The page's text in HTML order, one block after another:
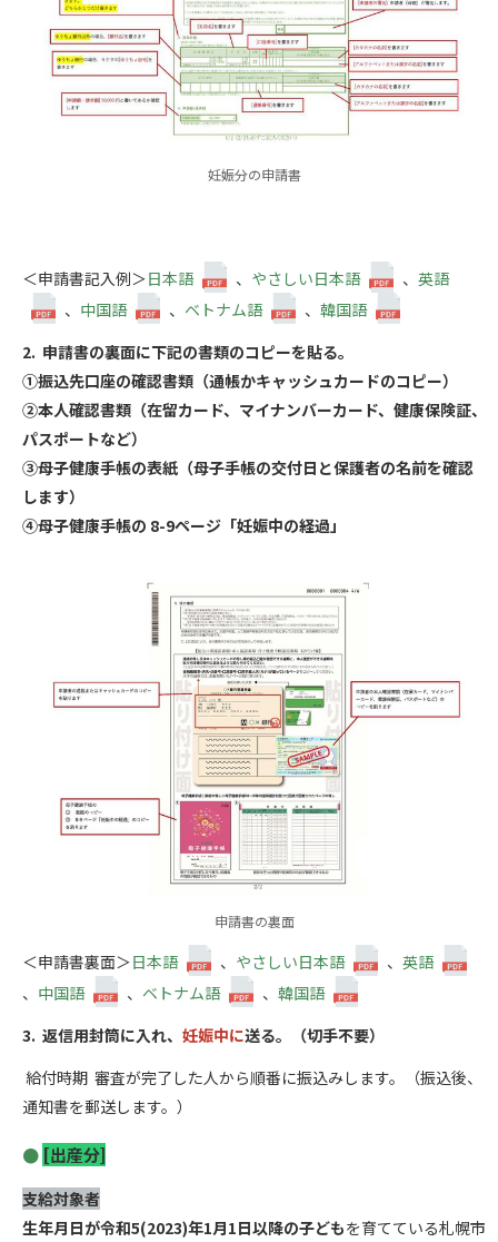
妊娠分の申請書
＜申請書記入例＞日本語 、 やさしい日本語 、 英語
、 中国語 、 ベトナム語 、 韓国語
2. 申請書の裏面に下記の書類のコピーを貼る。
①振込先口座の確認書類（通帳かキャッシュカードのコピー）
②本人確認書類（在留カード、マイナンバーカード、健康保険証、
パスポートなど）
③母子健康手帳の表紙（母子手帳の交付日と保護者の名前を確認
します）
④母子健康手帳の 8-9ページ「妊娠中の経過」
申請書の裏面
＜申請書裏面＞日本語 、 やさしい日本語 、 英語
、 中国語 、 ベトナム語 、 韓国語
3. 返信用封筒に入れ、 妊娠中に送る。（切手不要）
給付時期 審査が完了した人から順番に振込みします。（振込後、
通知書を郵送します。）
[出産分]
支給対象者
生年月日が令和5(2023)年1月1日以降の子どもを育てている札幌市